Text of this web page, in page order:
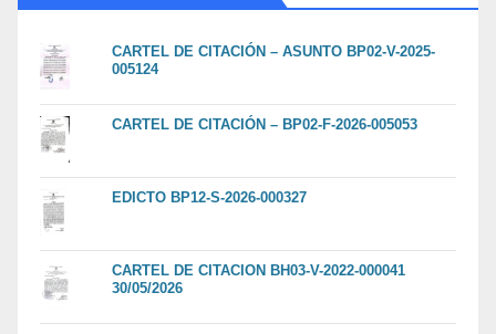
CARTEL DE CITACIÓN – ASUNTO BP02-V-2025-
005124
CARTEL DE CITACIÓN – BP02-F-2026-005053
EDICTO BP12-S-2026-000327
CARTEL DE CITACION BH03-V-2022-000041
30/05/2026